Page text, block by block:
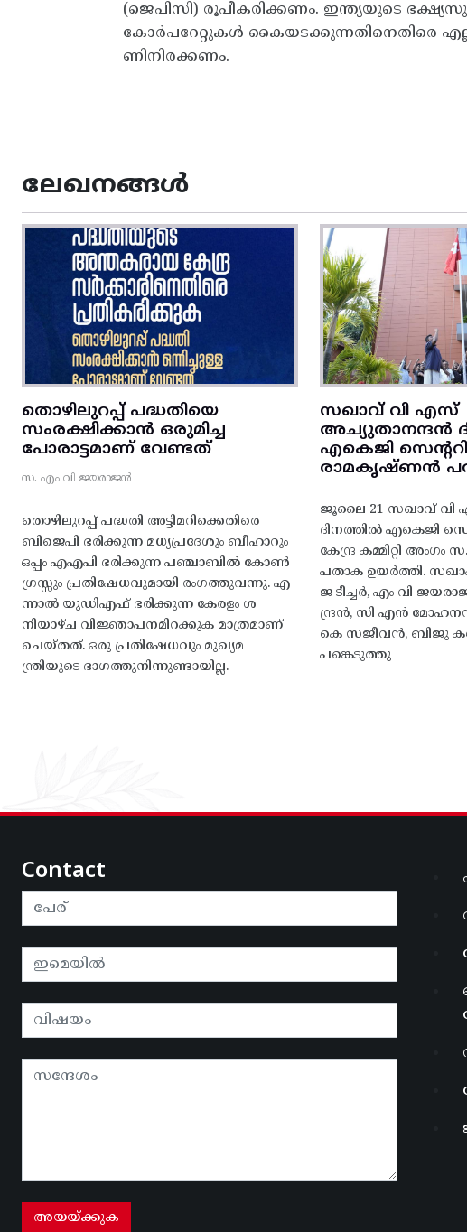
(ജെപിസി) രൂപീകരിക്കണം. ഇന്ത്യയുടെ
കോർപറേറ്റുകൾ കൈയടക്കുന്നതിനെതിരെ
ണിനിരക്കണം.
ലേഖനങ്ങൾ
തൊഴിലുറപ്പ് പദ്ധതിയെ
സംരക്ഷിക്കാൻ ഒരുമിച്ച
പോരാട്ടമാണ് വേണ്ടത്
സ. എം വി ജയരാജൻ
തൊഴിലുറപ്പ് പദ്ധതി അട്ടിമറിക്കെതിരെ
ബിജെപി ഭരിക്കുന്ന മധ്യപ്രദേശും ബീഹാറും
ഒപ്പം എഎപി ഭരിക്കുന്ന പഞ്ചാബിൽ കോൺ
ഗ്രസ്സും പ്രതിഷേധവുമായി രംഗത്തുവന്നു. എ
ന്നാൽ യുഡിഎഫ് ഭരിക്കുന്ന കേരളം ശ
നിയാഴ്ച വിജ്ഞാപനമിറക്കുക മാത്രമാണ്
ചെയ്തത്. ഒരു പ്രതിഷേധവും മുഖ്യമ
ന്ത്രിയുടെ ഭാഗത്തുനിന്നുണ്ടായില്ല.
സഖാവ് വി എസ്
അച്യുതാനന്ദൻ
എകെജി
രാമകൃഷ്‌ണൻ
ജൂലൈ 21 സഖാവ് വി
ദിനത്തിൽ എകെജി
കേന്ദ്ര കമ്മിറ്റി
പതാക ഉയർത്തി.
ജ ടീച്ചർ, എം വി
ന്ദ്രൻ, സി എൻ
കെ സജീവൻ, ബിജു
പങ്കെടുത്തു
Contact